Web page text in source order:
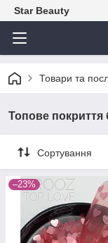
Star Beauty
Товари та
Топове покриття
Сортування
–23%